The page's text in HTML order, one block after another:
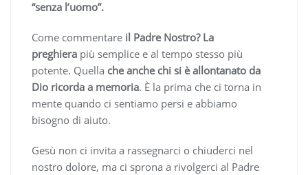
“senza l’uomo”.
Come commentare il Padre Nostro? La
preghiera più semplice e al tempo stesso più
potente. Quella che anche chi si è allontanato da
Dio ricorda a memoria. È la prima che ci torna in
mente quando ci sentiamo persi e abbiamo
bisogno di aiuto.
Gesù non ci invita a rassegnarci o chiuderci nel
nostro dolore, ma ci sprona a rivolgerci al Padre